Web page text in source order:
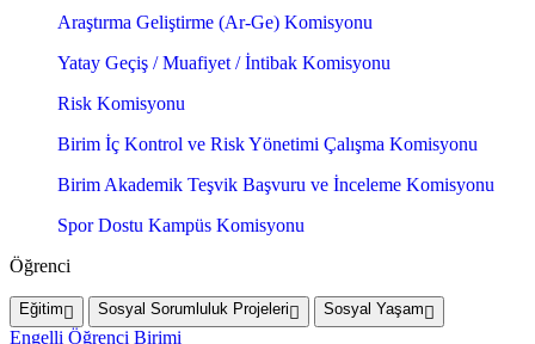
Araştırma Geliştirme (Ar-Ge) Komisyonu
Yatay Geçiş / Muafiyet / İntibak Komisyonu
Risk Komisyonu
Birim İç Kontrol ve Risk Yönetimi Çalışma Komisyonu
Birim Akademik Teşvik Başvuru ve İnceleme Komisyonu
Spor Dostu Kampüs Komisyonu
Öğrenci
Eğitim Sosyal Sorumluluk Projeleri Sosyal Yaşam
Engelli Öğrenci Birimi